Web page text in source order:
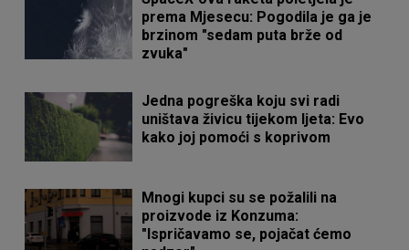
prema Mjesecu: Pogodila je ga je
brzinom "sedam puta brže od
zvuka"
Jedna pogreška koju svi radi
uništava živicu tijekom ljeta: Evo
kako joj pomoći s koprivom
Mnogi kupci su se požalili na
proizvode iz Konzuma:
"Ispričavamo se, pojačat ćemo